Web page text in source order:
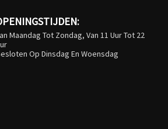
Maandag Tot Zondag, Van 11 Uur Tot 22
Op Dinsdag En Woensdag